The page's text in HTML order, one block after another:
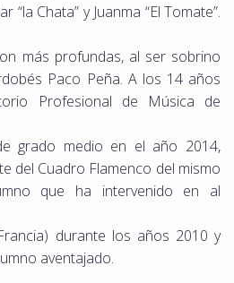
Chata” y Juanma “El Tomate”.
más profundas, al ser sobrino
Paco Peña. A los 14 años
Profesional de Música de
grado medio en el año 2014,
del Cuadro Flamenco del mismo
que ha intervenido en al
durante los años 2010 y
aventajado.